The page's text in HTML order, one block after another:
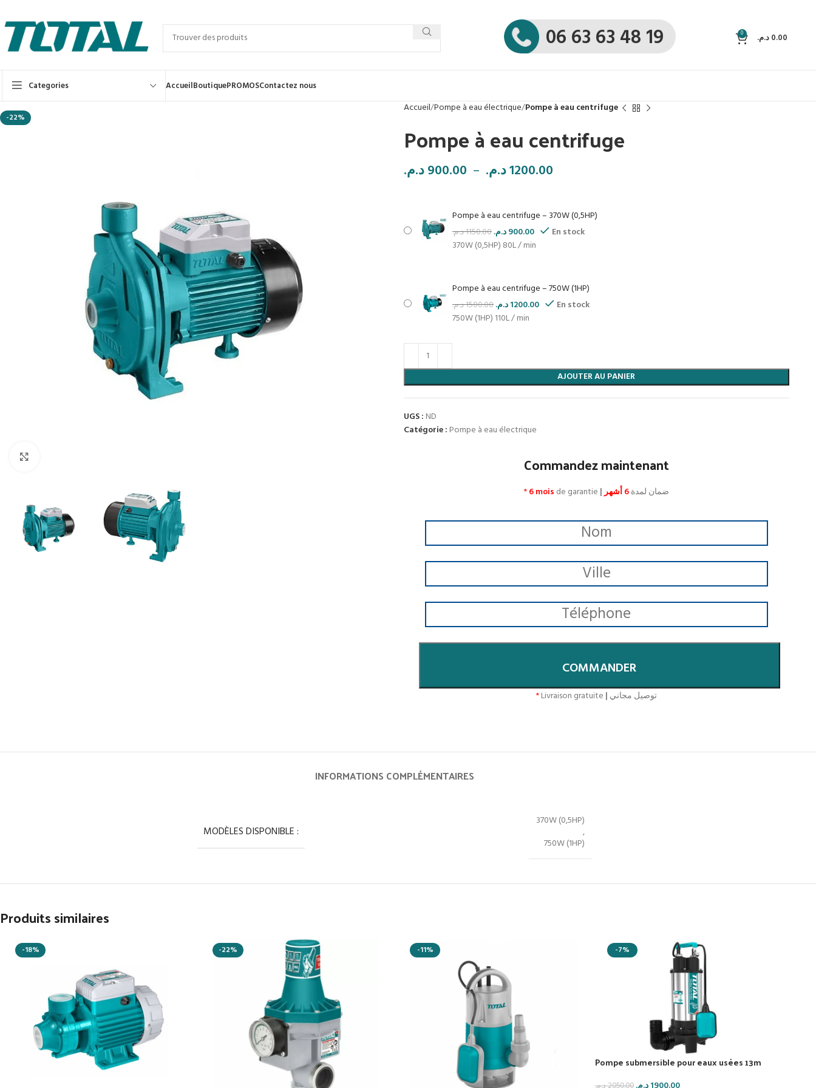
06 63 63 48 19 0 0.00د.م.
Categories AccueilBoutiquePROMOSContactez nous
-22%
Accueil Pompe à eau électrique Pompe à eau centrifuge
Pompe à eau centrifuge
900.00د.م. – 1200.00د.م.
Pompe à eau centrifuge – 370W (0,5HP)
1150.00د.م. 900.00د.م.
En stock
370W (0,5HP) 80L / min
Pompe à eau centrifuge – 750W (1HP)
1500.00د.م. 1200.00د.م.
En stock
750W (1HP) 110L / min
AJOUTER AU PANIER
UGS : ND
Catégorie : Pompe à eau électrique
Commandez maintenant
*6 mois de garantie | ضمان لمدة6 أشهر
COMMANDER
*Livraison gratuite | توصيل مجاني
INFORMATIONS COMPLÉMENTAIRES
MODÈLES DISPONIBLE :
370W (0,5HP)
,
750W (1HP)
Produits similaires
-18% -22% -11% -7%
Pompe submersible pour eaux usées 13m